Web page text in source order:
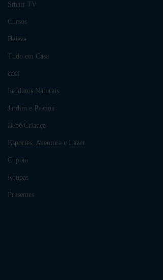
Smart TV
Cursos
Beleza
Tudo em Casa
casa
Produtos Naturais
Jardim e Piscina
Bebê/Criança
Esportes, Aventura e Lazer
Cupom
Roupas
Presentes